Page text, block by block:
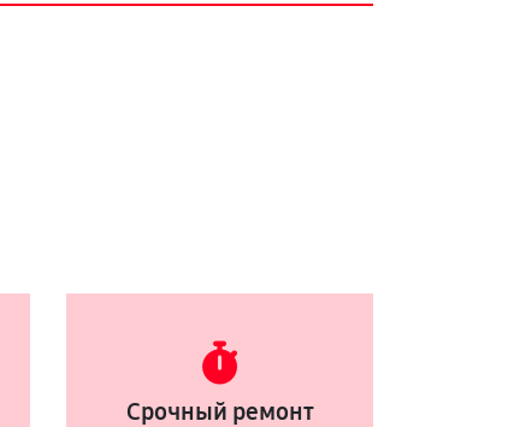
Срочный ремонт